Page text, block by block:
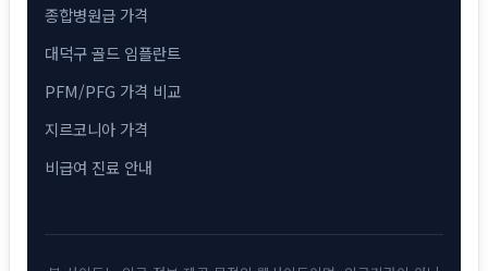
종합병원급 가격
대덕구 골드 임플란트
PFM/PFG 가격 비교
지르코니아 가격
비급여 진료 안내